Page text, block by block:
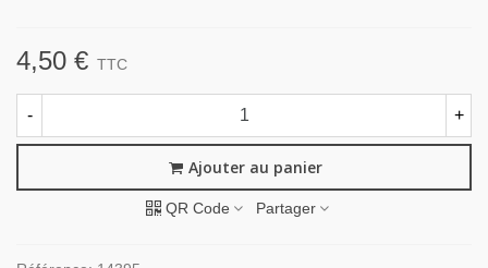
4,50 € TTC
- +
Ajouter au panier
QR Code Partager